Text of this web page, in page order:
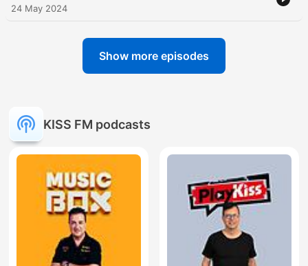
24 May 2024
Show more episodes
KISS FM podcasts